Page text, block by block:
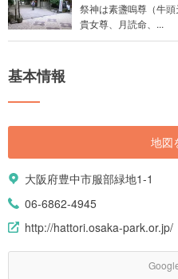
祭神は素盞嗚尊（牛
貴女尊、月読命、...
基本情報
地図
大阪府豊中市服部緑地1-1
06-6862-4945
http://hattori.osaka-park.or.jp/